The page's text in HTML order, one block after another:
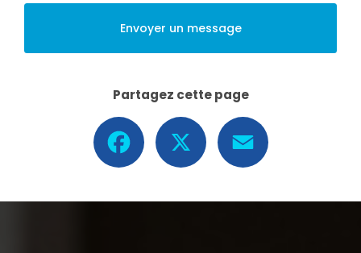
Envoyer un message
Partagez cette page
Facebook